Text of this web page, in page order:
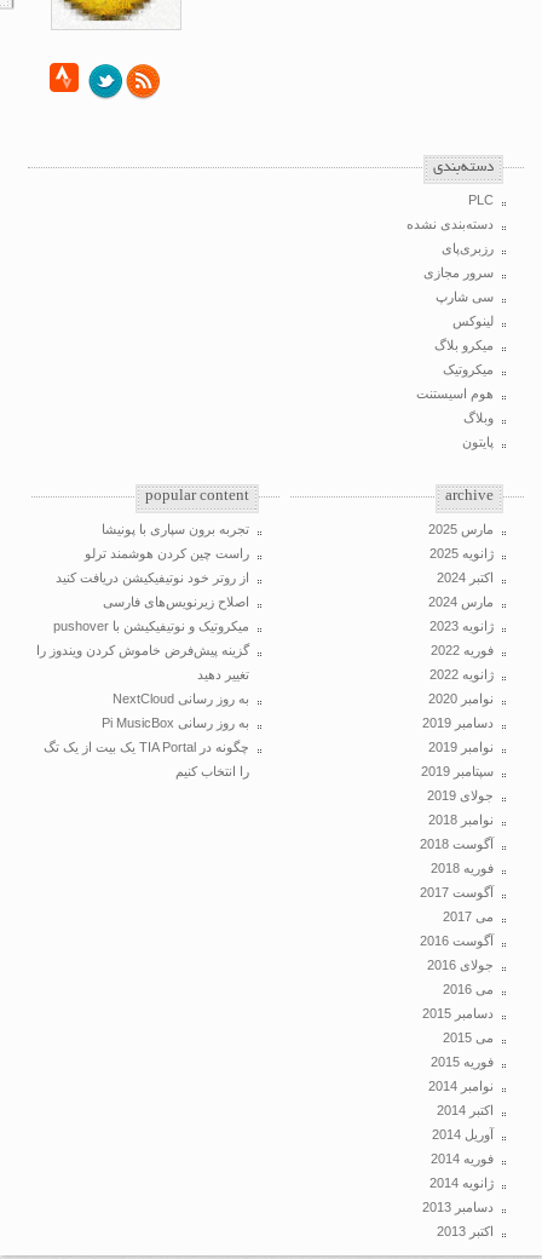
‌دسته‌بندی
PLC
دسته‌بندی نشده
رزبری‌پای
سرور مجازی
سی شارپ
لینوکس
میکرو بلاگ
میکروتیک
هوم اسیستنت
وبلاگ
پایتون
archive
مارس 2025
ژانویه 2025
اکتبر 2024
مارس 2024
ژانویه 2023
فوریه 2022
ژانویه 2022
نوامبر 2020
دسامبر 2019
نوامبر 2019
سپتامبر 2019
جولای 2019
نوامبر 2018
آگوست 2018
فوریه 2018
آگوست 2017
آگوست 2016
جولای 2016
دسامبر 2015
فوریه 2015
نوامبر 2014
اکتبر 2014
آوریل 2014
فوریه 2014
ژانویه 2014
دسامبر 2013
اکتبر 2013
popular content
تجربه برون سپاری با پونیشا
راست چین کردن هوشمند ترلو
از روتر خود نوتیفیکیشن دریافت کنید
اصلاح زیرنویس‌های فارسی
میکروتیک و نوتیفیکیشن با pushover
گزینه پیش‌فرض خاموش کردن ویندوز را
تغییر دهید
به روز رسانی NextCloud
به روز رسانی Pi MusicBox
چگونه در TIA Portal یک بیت از یک تگ
را انتخاب کنیم